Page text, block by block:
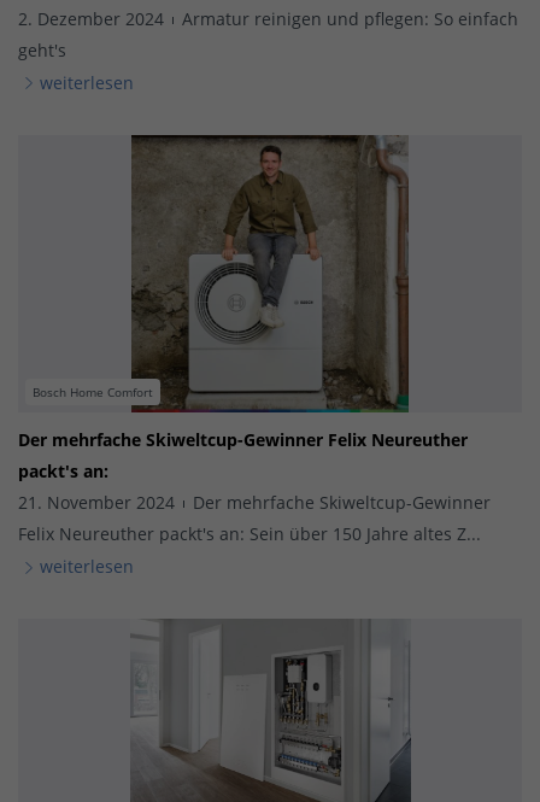
2. Dezember 2024
Armatur reinigen und pflegen: So einfach
geht's
weiterlesen
Bosch Home Comfort
Der mehrfache Skiweltcup-Gewinner Felix Neureuther
packt's an:
21. November 2024
Der mehrfache Skiweltcup-Gewinner
Felix Neureuther packt's an: Sein über 150 Jahre altes Z...
weiterlesen